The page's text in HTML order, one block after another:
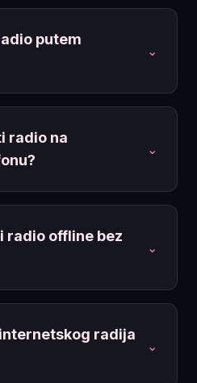
putem
⌄
radio na
⌄
radio offline bez
⌄
radija
⌄